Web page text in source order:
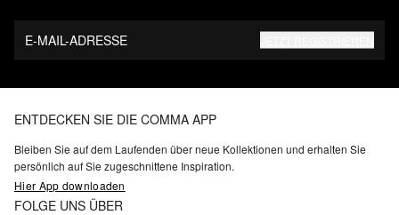
E-MAIL-ADRESSE
ENTDECKEN SIE DIE COMMA APP
Bleiben Sie auf dem Laufenden über neue Kollektionen und erhalten Sie
persönlich auf Sie zugeschnittene Inspiration.
Hier App downloaden
FOLGE UNS ÜBER